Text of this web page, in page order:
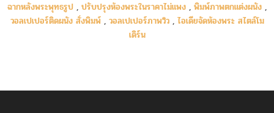
ฉากหลังพระพุทธรูป , ปรับปรุงห้องพระในราคาไม่แพง , พิมพ์ภาพตกแต่งผนัง ,
วอลเปเปอร์ติดผนัง สั่งพิมพ์, วอลเปเปอร์ภาพวิว, ไอเดียจัดห้องพระ สไตล์โม
เดิร์น